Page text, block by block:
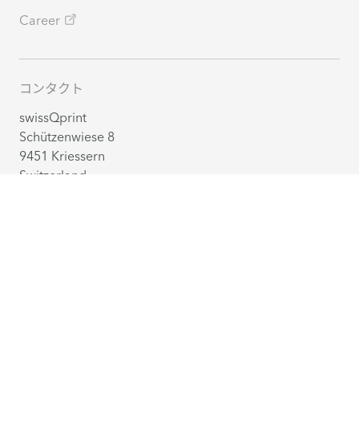
Career
コンタクト
swissQprint
Schützenwiese 8
9451 Kriessern
Switzerland